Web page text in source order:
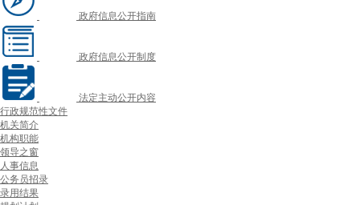
政府信息公开指南
政府信息公开制度
法定主动公开内容
行政规范性文件
机关简介
机构职能
领导之窗
人事信息
公务员招录
录用结果